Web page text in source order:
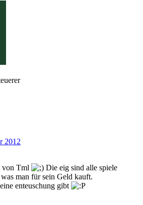
2012
von Tml
Die eig sind alle spiele
man für sein Geld kauft.
enteuschung gibt